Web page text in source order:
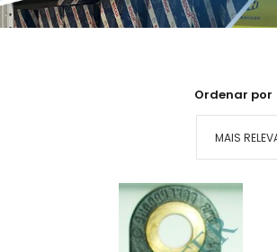
Ordenar por
MAIS
MAIS
MENOR